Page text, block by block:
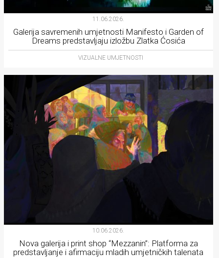
11.06.2026.
Galerija savremenih umjetnosti Manifesto i Garden of
Dreams predstavljaju izložbu Zlatka Ćosića
VIZUALNE UMJETNOSTI
10.06.2026.
Nova galerija i print shop “Mezzanin”: Platforma za
predstavljanje i afirmaciju mladih umjetničkih talenata